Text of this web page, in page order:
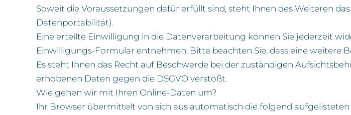
Soweit die Voraussetzungen dafür erfüllt sind, steht Ihnen des Weiteren
Datenportabilität).
Eine erteilte Einwilligung in die Datenverarbeitung können Sie jederzeit
Einwilligungs-Formular entnehmen. Bitte beachten Sie, dass eine
Es steht Ihnen das Recht auf Beschwerde bei der zuständigen
erhobenen Daten gegen die DSGVO verstößt.
Wie gehen wir mit Ihren Online-Daten um?
Ihr Browser übermittelt von sich aus automatisch die folgend